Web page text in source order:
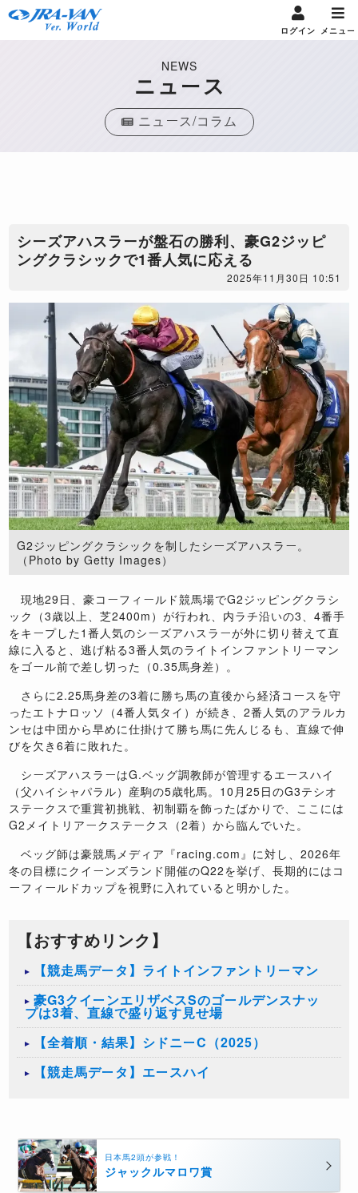
ログイン メニュー
NEWS
ニュース
ニュース/コラム
シーズアハスラーが盤石の勝利、豪G2ジッピ
ングクラシックで1番人気に応える
2025年11月30日 10:51
G2ジッピングクラシックを制したシーズアハスラー。
（Photo by Getty Images）
現地29日、豪コーフィールド競馬場でG2ジッピングクラシ
ック（3歳以上、芝2400m）が行われ、内ラチ沿いの3、4番手
をキープした1番人気のシーズアハスラーが外に切り替えて直
線に入ると、逃げ粘る3番人気のライトインファントリーマン
をゴール前で差し切った（0.35馬身差）。
さらに2.25馬身差の3着に勝ち馬の直後から経済コースを守
ったエトナロッソ（4番人気タイ）が続き、2番人気のアラルカ
ンセは中団から早めに仕掛けて勝ち馬に先んじるも、直線で伸
びを欠き6着に敗れた。
シーズアハスラーはG.ベッグ調教師が管理するエースハイ
（父ハイシャパラル）産駒の5歳牝馬。10月25日のG3テシオ
ステークスで重賞初挑戦、初制覇を飾ったばかりで、ここには
G2メイトリアークステークス（2着）から臨んでいた。
ベッグ師は豪競馬メディア『racing.com』に対し、2026年
冬の目標にクイーンズランド開催のQ22を挙げ、長期的にはコ
ーフィールドカップを視野に入れていると明かした。
【おすすめリンク】
【競走馬データ】ライトインファントリーマン
豪G3クイーンエリザベスSのゴールデンスナッ
プは3着、直線で盛り返す見せ場
【全着順・結果】シドニーC（2025）
【競走馬データ】エースハイ
日本馬2頭が参戦！
ジャックルマロワ賞